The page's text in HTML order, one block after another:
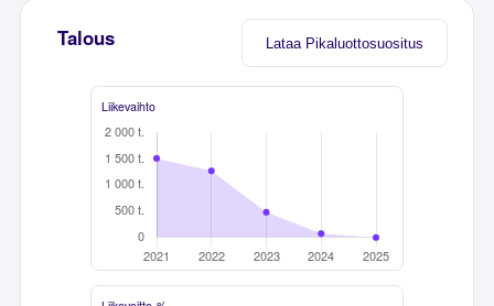
Lataa Pikaluottosuositus
Talous
Liikevaihto